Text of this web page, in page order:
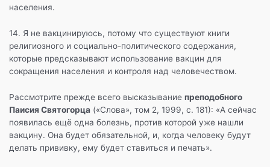
населения.
14. Я не вакцинируюсь, потому что существуют книги
религиозного и социально-политического содержания,
которые предсказывают использование вакцин для
сокращения населения и контроля над человечеством.
Рассмотрите прежде всего высказывание преподобного
Паисия Святогорца («Слова», том 2, 1999, с. 181): «А сейчас
появилась ещё одна болезнь, против которой уже нашли
вакцину. Она будет обязательной, и, когда человеку будут
делать прививку, ему будет ставиться и печать».